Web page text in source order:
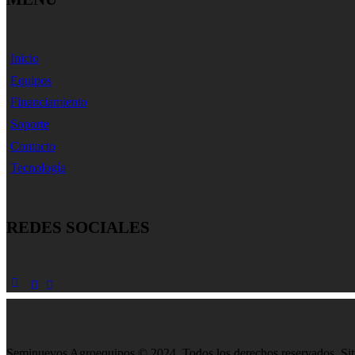
Inicio
Equipos
Financiamiento
Soporte
Contacto
Tecnología
REDES SOCIALES